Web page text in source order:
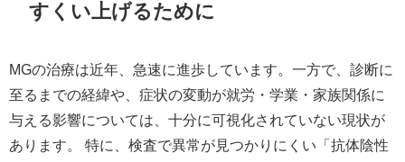
すくい上げるために
MGの治療は近年、急速に進歩しています。一方で、診断に
至るまでの経緯や、症状の変動が就労・学業・家族関係に
与える影響については、十分に可視化されていない現状が
あります。 特に、検査で異常が見つかりにくい「抗体陰性